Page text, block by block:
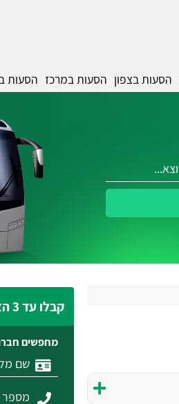
הסעות בצפון הסעות במרכז הסעות
קבלו עד 3 הצעות מחיר
מחפשים